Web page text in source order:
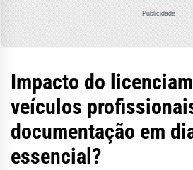
Publicidade
Impacto do
veículos
documentação em
essencial?